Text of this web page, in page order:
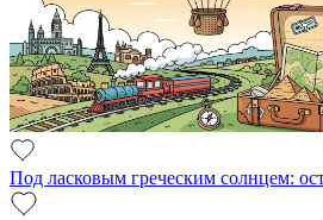
Под ласковым греческим солнцем: